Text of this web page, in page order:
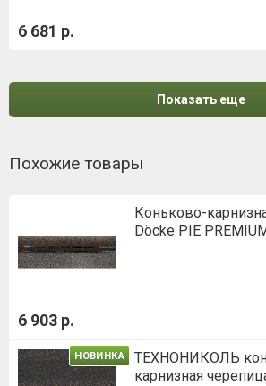
6 681 р.
Показать еще
Похожие товары
Коньково-
Döcke PIE
6 903 р.
НОВИНКА
ТЕХНОНИКОЛЬ
карнизная